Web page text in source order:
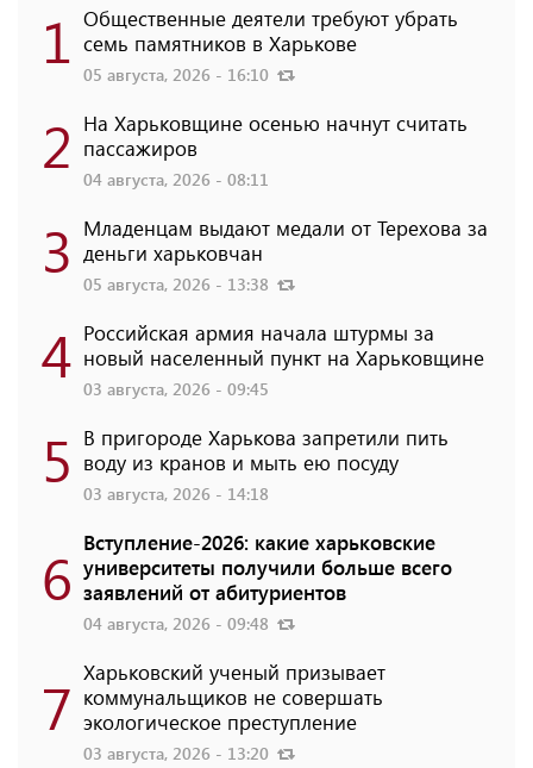
1 Общественные деятели требуют убрать
семь памятников в Харькове
05 августа, 2026 - 16:10
2 На Харьковщине осенью начнут считать
пассажиров
04 августа, 2026 - 08:11
3 Младенцам выдают медали от Терехова за
деньги харьковчан
05 августа, 2026 - 13:38
4 Российская армия начала штурмы за
новый населенный пункт на Харьковщине
03 августа, 2026 - 09:45
5 В пригороде Харькова запретили пить
воду из кранов и мыть ею посуду
03 августа, 2026 - 14:18
6 Вступление-2026: какие харьковские
университеты получили больше всего
заявлений от абитуриентов
04 августа, 2026 - 09:48
7 Харьковский ученый призывает
коммунальщиков не совершать
экологическое преступление
03 августа, 2026 - 13:20